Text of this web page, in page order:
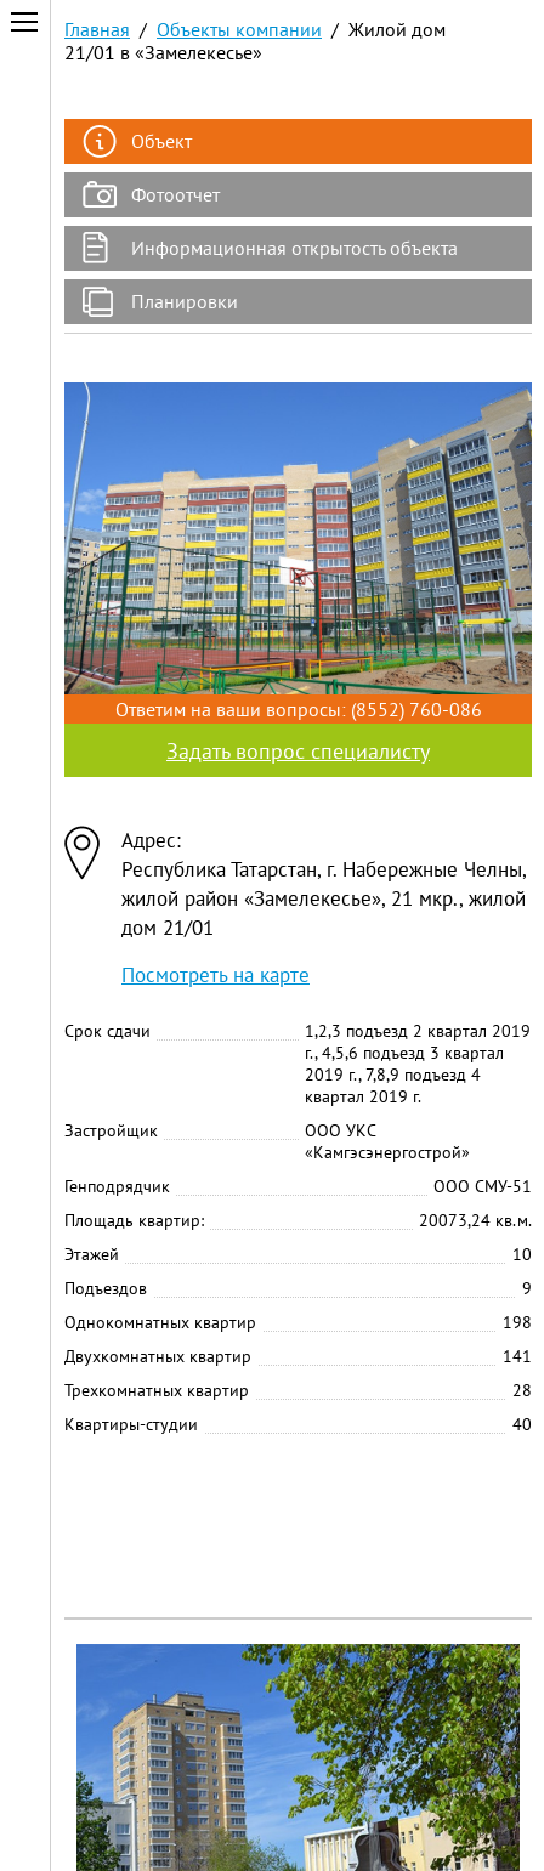
Главная / Объекты компании / Жилой дом
21/01 в «Замелекесье»
Объект
Фотоотчет
Информационная открытость объекта
Планировки
Ответим на ваши вопросы: (8552) 760-086
Задать вопрос специалисту
Адрес:
Республика Татарстан, г. Набережные Челны,
жилой район «Замелекесье», 21 мкр., жилой
дом 21/01
Посмотреть на карте
1,2,3 подъезд 2 квартал 2019
г., 4,5,6 подъезд 3 квартал
2019 г., 7,8,9 подъезд 4
квартал 2019 г.
Срок сдачи
ООО УКС
«Камгэсэнергострой»
Застройщик
ООО СМУ-51
Генподрядчик
20073,24 кв.м.
Площадь квартир:
10
Этажей
9
Подъездов
198
Однокомнатных квартир
141
Двухкомнатных квартир
28
Трехкомнатных квартир
40
Квартиры-студии